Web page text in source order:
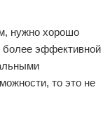
нужно хорошо
более эффективной
то это не